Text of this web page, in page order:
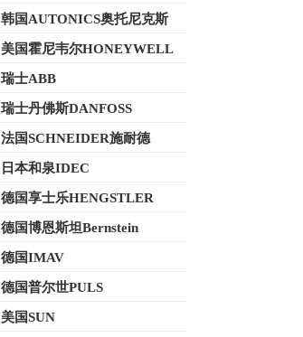
韩国AUTONICS奥托尼克斯
美国霍尼韦尔HONEYWELL
瑞士ABB
瑞士丹佛斯DANFOSS
法国SCHNEIDER施耐德
日本和泉IDEC
德国享士乐HENGSTLER
德国博恩斯坦Bernstein
德国IMAV
德国普尔世PULS
美国SUN